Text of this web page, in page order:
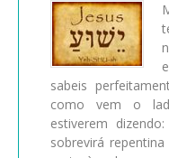
sabeis
como vem o
estiverem
sobrevirá